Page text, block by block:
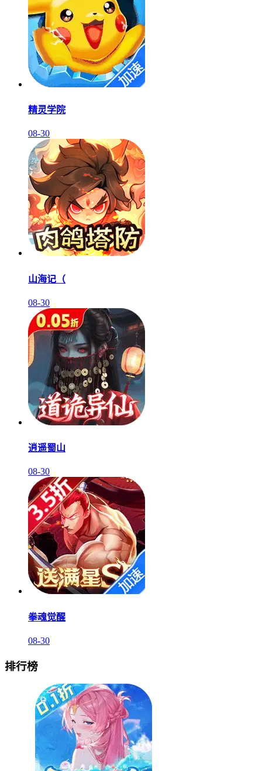
精灵学院
08-30
山海记（
08-30
逍遥蜀山
08-30
拳魂觉醒
08-30
排行榜